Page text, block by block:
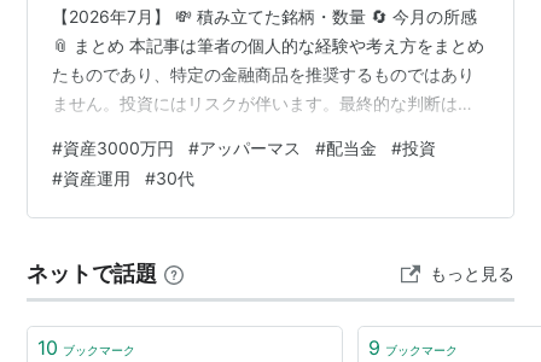
【2026年7月】 💸 積み立てた銘柄・数量 🔄 今月の所感
📎 まとめ 本記事は筆者の個人的な経験や考え方をまとめ
たものであり、特定の金融商品を推奨するものではあり
ません。投資にはリスクが伴います。最終的な判断は必
月から転職したばかりで仕事に慣れておらず、ブログを
書く暇がありませんでした、ですが振り返りだけは何と
かしようと思います。早速7月の資産振り返りをしていき
30,927,918円（約3,093万円） でした。 預金・現金…
#資産3000万円 #アッパーマス #配当金 #投資
#資産運用 #30代
ネットで話題 もっと見る
10 ブックマーク 9 ブックマーク